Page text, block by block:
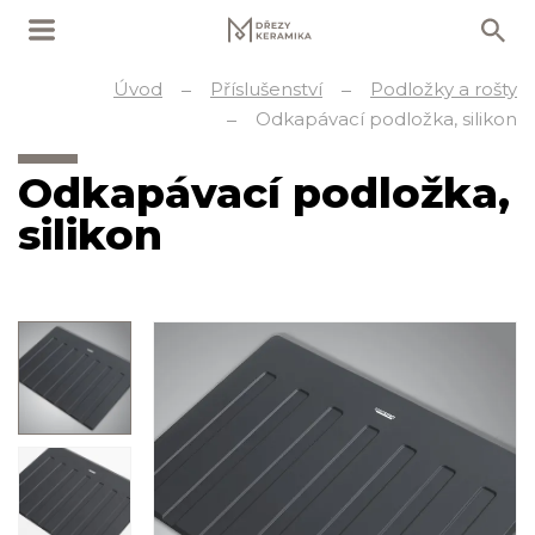
Úvod Příslušenství
Podložky a rošty
Odkapávací podložka, silikon
Odkapávací podložka,
silikon